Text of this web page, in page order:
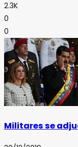
2.3K
0
0
Militares se